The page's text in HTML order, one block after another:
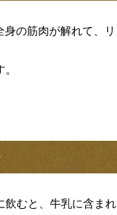
身の筋肉が解れて、リ
飲むと、牛乳に含まれ